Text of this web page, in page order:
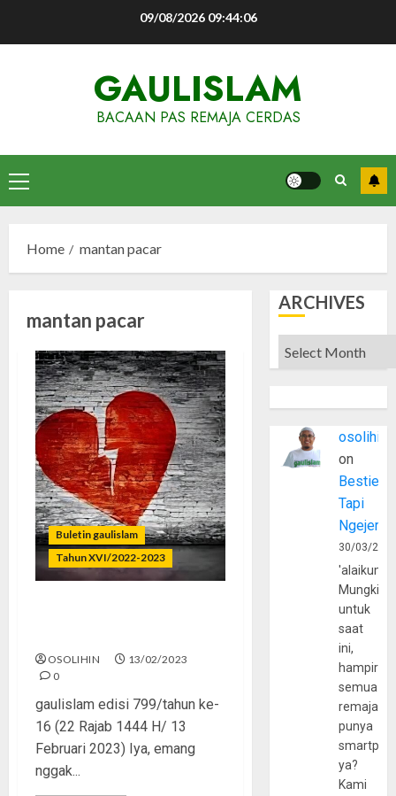
09/08/2026 09:44:07
GAULISLAM
BACAAN PAS REMAJA CERDAS
Primary
Menu
Home mantan pacar
mantan pacar
Buletin gaulislam
Tahun XVI/2022-2023
OSOLIHIN
13/02/2023
0
gaulislam edisi 799/tahun ke-
16 (22 Rajab 1444 H/ 13
Februari 2023) Iya, emang
nggak...
ARCHIVES
Archives
osolihin
on
Bestie
Tapi
30/03/
Mungkin
untuk
saat
ini,
hampir
semua
remaja
punya
ya?
Kami